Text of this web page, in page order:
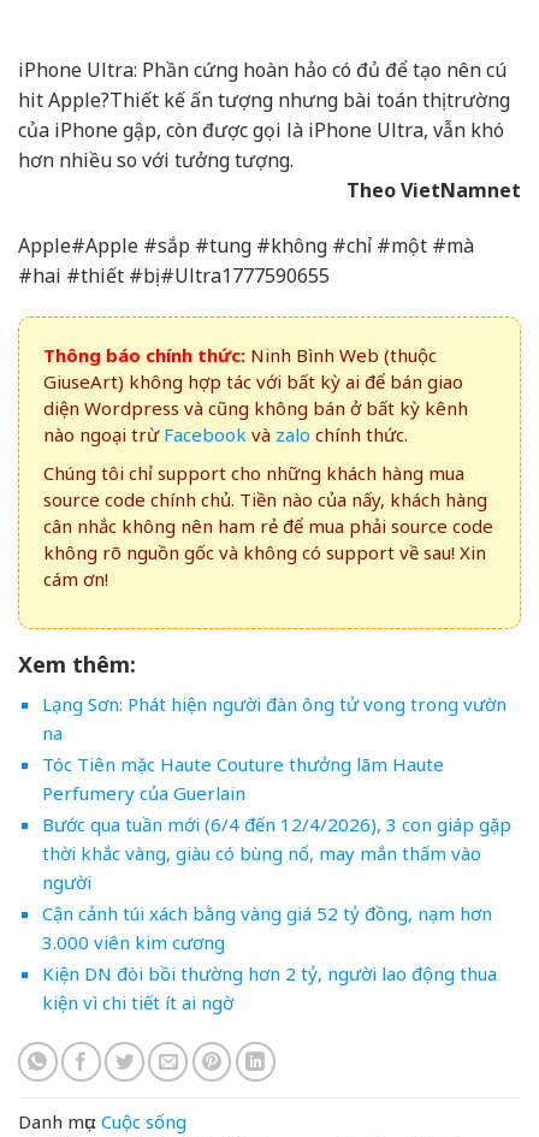
iPhone Ultra: Phần cứng hoàn hảo có đủ để tạo nên cú
hit Apple?Thiết kế ấn tượng nhưng bài toán thị trường
của iPhone gập, còn được gọi là iPhone Ultra, vẫn khó
hơn nhiều so với tưởng tượng.
Theo VietNamnet
Apple#Apple #sắp #tung #không #chỉ #một #mà
#hai #thiết #bị #Ultra1777590655
Thông báo chính thức: Ninh Bình Web (thuộc
GiuseArt) không hợp tác với bất kỳ ai để bán giao
diện Wordpress và cũng không bán ở bất kỳ kênh
nào ngoại trừ Facebook và zalo chính thức.
Chúng tôi chỉ support cho những khách hàng mua
source code chính chủ. Tiền nào của nấy, khách hàng
cân nhắc không nên ham rẻ để mua phải source code
không rõ nguồn gốc và không có support về sau! Xin
cám ơn!
Xem thêm:
Lạng Sơn: Phát hiện người đàn ông tử vong trong vườn
na
Tóc Tiên mặc Haute Couture thưởng lãm Haute
Perfumery của Guerlain
Bước qua tuần mới (6/4 đến 12/4/2026), 3 con giáp gặp
thời khắc vàng, giàu có bùng nổ, may mắn thấm vào
người
Cận cảnh túi xách bằng vàng giá 52 tỷ đồng, nạm hơn
3.000 viên kim cương
Kiện DN đòi bồi thường hơn 2 tỷ, người lao động thua
kiện vì chi tiết ít ai ngờ
Danh mục: Cuộc sống